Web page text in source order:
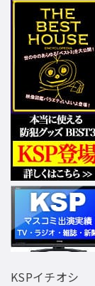
KSPイチオシ